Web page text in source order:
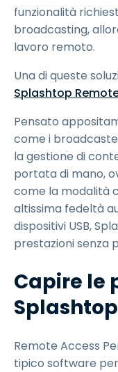
funzionalità
broadcasting,
lavoro remoto.
Una di queste
Splashtop
Pensato
come i
la gestione di
portata di mano,
come la modalità
altissima fedeltà
dispositivi USB,
prestazioni senza
Capire le
Remote Access
tipico software